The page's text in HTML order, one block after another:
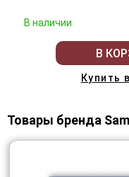
В наличии
В
Купить
Товары бренда